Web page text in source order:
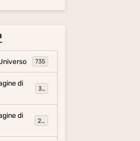
735
di
317
di
281